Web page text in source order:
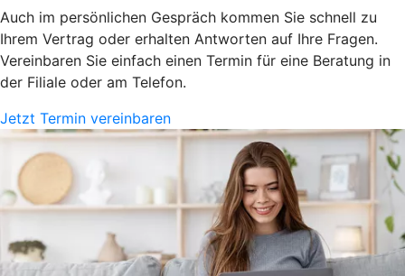
Auch im persönlichen Gespräch kommen Sie schnell zu
Ihrem Vertrag oder erhalten Antworten auf Ihre Fragen.
Vereinbaren Sie einfach einen Termin für eine Beratung in
der Filiale oder am Telefon.
Jetzt Termin vereinbaren